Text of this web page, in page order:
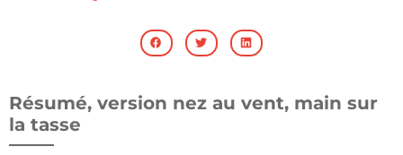
Résumé, version nez au vent, main sur
la tasse